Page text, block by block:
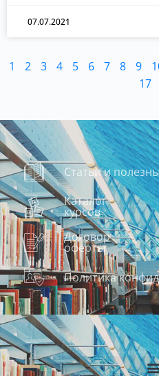
07.07.2021
1 2 3 4 5 6 7 8 9
17
Статьи и
Каталог
курсов
Договор
оферты
Политика